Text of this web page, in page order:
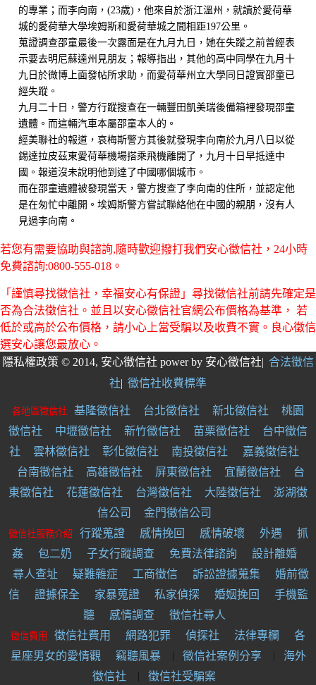
的專業；而李向南，(23歲)，他來自於浙江溫州，就讀於愛荷華
城的愛荷華大學埃姆斯和愛荷華城之間相距197公里。
蒐證調查邵童最後一次露面是在九月九日，她在失蹤之前曾經表
示要去明尼蘇達州見朋友；報導指出，其他的高中同學在九月十
九日於微博上面發帖所求助，而愛荷華州立大學同日證實邵童已
經失蹤。
九月二十日，警方行蹤搜查在一輛豐田凱美瑞後備箱裡發現邵童
遺體。而這輛汽車本屬邵童本人的。
經美聯社的報道，哀梅斯警方其後就發現李向南於九月八日以從
錫達拉皮茲東愛荷華機場搭乘飛機離開了，九月十日早抵達中
國。報道沒未說明他到達了中國哪個城市。
而在邵童遺體被發現當天，警方搜查了李向南的住所，並認定他
是在匆忙中離開。埃姆斯警方嘗試聯絡他在中國的親朋，沒有人
見過李向南。
若您有需要協助與諮詢,隨時歡迎撥打我們安心徵信社，24小時
免費諮詢:0800-555-018。
「謹慎尋找徵信社，幸福安心有保證」尋找徵信社前請先確定是
否為合法徵信社。並且以安心徵信社官網公布價格為基準， 若
低於或高於公布價格，請小心上當受騙以及收費不實。良心徵信
選安心讓您最放心。
隱私權政策 © 2014, 安心徵信社 power by 安心徵信社| 合法徵信
社| 徵信社收費標準
各地區徵信社 基隆徵信社 台北徵信社 新北徵信社
桃園
徵信社
中壢徵信社 新竹徵信社 苗栗徵信社
台中徵信
社
雲林徵信社 彰化徵信社 南投徵信社
嘉義徵信社
台南徵信社
高雄徵信社 屏東徵信社 宜蘭徵信社
台
東徵信社
花蓮徵信社 台灣徵信社 大陸徵信社
澎湖徵
信公司
金門徵信公司
徵信社服務介紹 行蹤蒐證 感情挽回 感情破壞 外遇
抓
姦
包二奶 子女行蹤調查 免費法律諮詢
設計離婚
尋人查址
疑難雜症 工商徵信 訴訟證據蒐集
婚前徵
信
證據保全 家暴蒐證 私家偵探 婚姻挽回
手機監
聽
感情調查 徵信社尋人
徵信費用 徵信社費用 網路犯罪 偵探社 法律專欄
各
星座男女的愛情觀
竊聽風暴 徵信社案例分享
海外
徵信社
徵信社受騙案